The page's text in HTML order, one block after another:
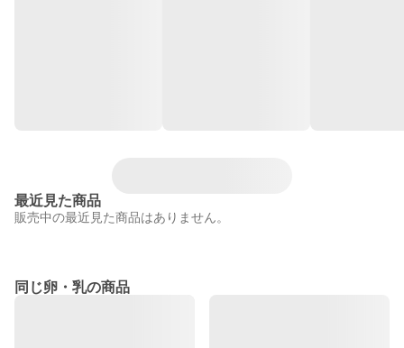
最近見た商品
販売中の最近見た商品はありません。
同じ卵・乳の商品